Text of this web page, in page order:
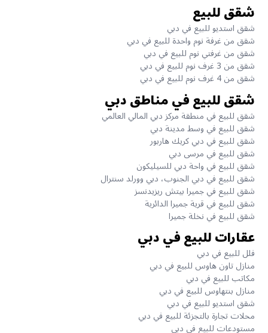
شقق للبيع
شقق استديو للبيع في دبي
شقق من غرفة نوم واحدة للبيع في دبي
شقق من غرفتي نوم للبيع في دبي
شقق من 3 غرف نوم للبيع في دبي
شقق من 4 غرف نوم للبيع في دبي
شقق للبيع في مناطق دبي
شقق للبيع في منطقة مركز دبي المالي العالمي
شقق للبيع في وسط مدينة دبي
شقق للبيع في دبي كريك هاربور
شقق للبيع في مرسى دبي
شقق للبيع في واحة دبي للسيليكون
شقق للبيع في دبي الجنوب، دبي وورلد سنترال
شقق للبيع في جميرا بيتش ريزيدنسز
شقق للبيع في قرية جميرا الدائرية
شقق للبيع في نخلة جميرا
عقارات للبيع في دبي
فلل للبيع في دبي
منازل تاون هاوس للبيع في دبي
مكاتب للبيع في دبي
منازل بنتهاوس للبيع في دبي
شقق استديو للبيع في دبي
محلات تجارة بالتجزئة للبيع في دبي
مستودعات للبيع في دبي